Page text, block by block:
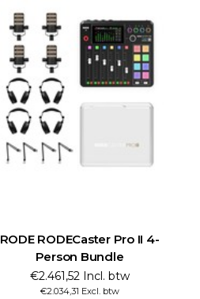
RODE RODECaster Pro II 4-
Person Bundle
€2.461,52 Incl. btw
€2.034,31 Excl. btw